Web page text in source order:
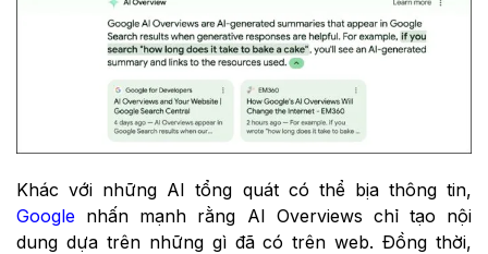
Khác với những AI tổng quát có thể bịa thông tin,
Google nhấn mạnh rằng AI Overviews chỉ tạo nội
dung dựa trên những gì đã có trên web. Đồng thời,